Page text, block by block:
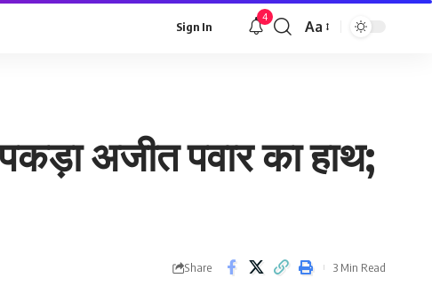
Sign In
4
Font
Aa
पकड़ा अजीत पवार का हाथ;
Share 3 Min Read